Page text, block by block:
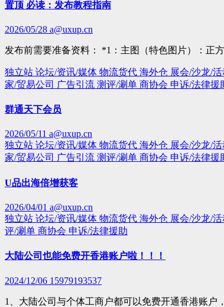
置顶 必读：发布教程指南
2026/05/28 a@uxup.cn
发布前需要准备资料： *1：主图（特色图片）：正
独立站 论坛/资讯/媒体 物流货代 海外仓 展会/沙龙/活
家/贸易公司 广告引流 测评/涮单 商协会 申诉/法律援
群通天下会员
2026/05/11 a@uxup.cn
独立站 论坛/资讯/媒体 物流货代 海外仓 展会/沙龙/活
家/贸易公司 广告引流 测评/涮单 商协会 申诉/法律援
U品出海倍增获客
2026/04/01 a@uxup.cn
独立站 论坛/资讯/媒体 物流货代 海外仓 展会/沙龙/活
评/涮单 商协会 申诉/法律援助
大陆公司也能免费开香港账户啦！！！
2024/12/06 15979193537
1、大陆公司与个体工商户都可以免费开通香港账户